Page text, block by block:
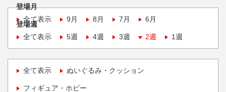
登場月
全て表示
9月 8月 7月 6月
登場週
全て表示
5週 4週 3週 2週 1週
全て表示 ぬいぐるみ・クッション
フィギュア・ホビー